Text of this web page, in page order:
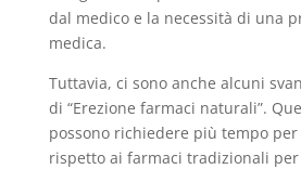
dal medico e la necessità di una
medica.
Tuttavia, ci sono anche alcuni
di “Erezione farmaci naturali”.
possono richiedere più tempo
rispetto ai farmaci tradizionali per